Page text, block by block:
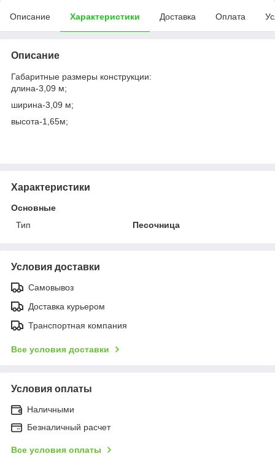
Описание Характеристики Доставка Оплата
Описание
Габаритные размеры конструкции:
длина-3,09 м;
ширина-3,09 м;
высота-1,65м;
Характеристики
Основные
Тип
Песочница
Условия доставки
Самовывоз
Доставка курьером
Транспортная компания
Все условия доставки
Условия оплаты
Наличными
Безналичный расчет
Все условия оплаты